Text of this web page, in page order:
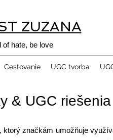
ZUZANA
of hate, be love
Cestovanie UGC tvorba
& UGC riešenia
značkám umožňuje